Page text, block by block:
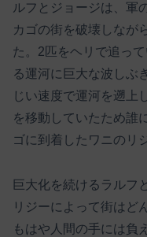
ルフとジョージは、軍
カゴの街を破壊しなが
た。2匹をヘリで追っ
る運河に巨大な波しぶ
じい速度で運河を遡上
を移動していたため誰
ゴに到着したワニのリ
巨大化を続けるラルフ
リジーによって街はど
もはや人間の手には負